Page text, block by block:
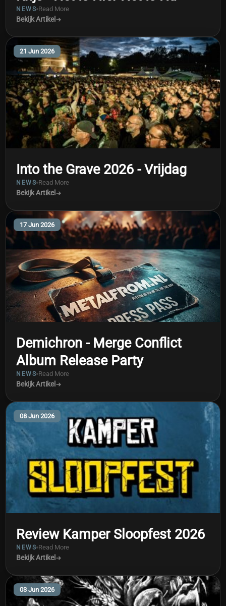
NEWS Read More
Bekijk Artikel
21 Jun 2026
Into the Grave 2026 - Vrijdag
NEWS Read More
Bekijk Artikel
17 Jun 2026
Demichron - Merge Conflict
Album Release Party
NEWS Read More
Bekijk Artikel
08 Jun 2026
Review Kamper Sloopfest 2026
NEWS Read More
Bekijk Artikel
03 Jun 2026